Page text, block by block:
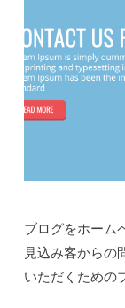
ブログをホーム
見込み客からの
いただくための